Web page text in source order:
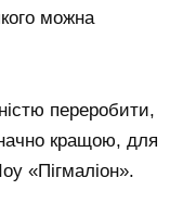
можна
переробити,
кращою, для
«Пігмаліон».